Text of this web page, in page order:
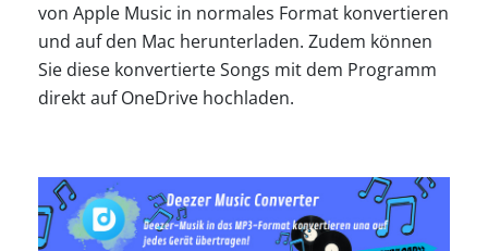
von Apple Music in normales Format konvertieren
und auf den Mac herunterladen. Zudem können
Sie diese konvertierte Songs mit dem Programm
direkt auf OneDrive hochladen.